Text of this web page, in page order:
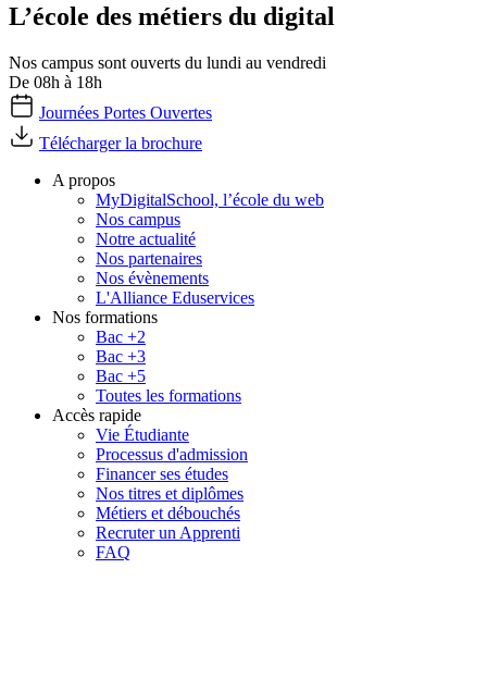
L’école des métiers du digital
Nos campus sont ouverts du lundi au vendredi
De 08h à 18h
Journées Portes Ouvertes
Télécharger la brochure
A propos
MyDigitalSchool, l’école du web
Nos campus
Notre actualité
Nos partenaires
Nos évènements
L'Alliance Eduservices
Nos formations
Bac +2
Bac +3
Bac +5
Toutes les formations
Accès rapide
Vie Étudiante
Processus d'admission
Financer ses études
Nos titres et diplômes
Métiers et débouchés
Recruter un Apprenti
FAQ